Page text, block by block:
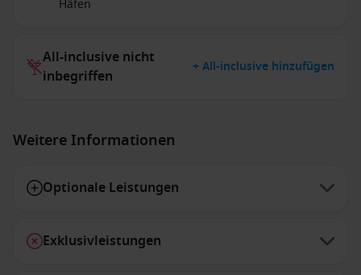
Häfen
All-inclusive nicht
inbegriffen
+ All-inclusive hinzufügen
Weitere Informationen
Optionale Leistungen
Exklusivleistungen